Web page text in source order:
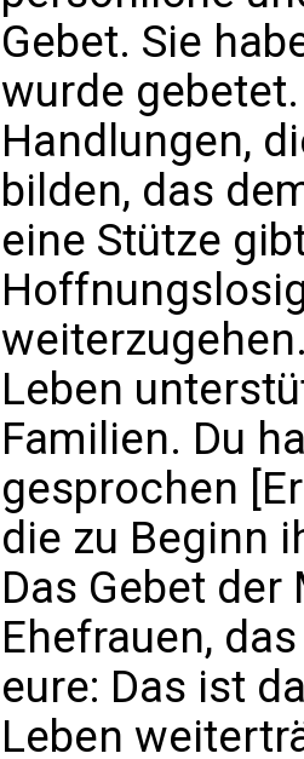
Gebet. Sie
wurde
Handlungen,
bilden, das
eine Stütze
Leben
Familien. Du
gesprochen
die zu Beginn
Das Gebet der
Ehefrauen,
eure: Das ist
Leben